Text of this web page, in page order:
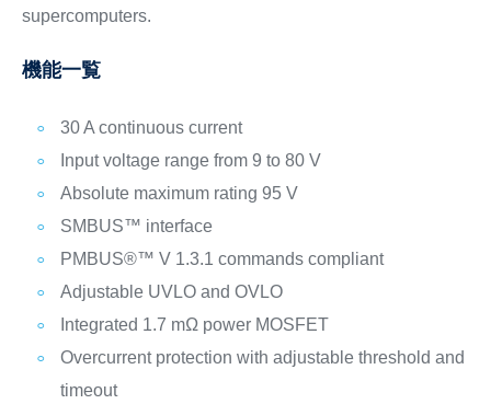
supercomputers.
機能一覧
30 A continuous current
Input voltage range from 9 to 80 V
Absolute maximum rating 95 V
SMBUS™ interface
PMBUS®™ V 1.3.1 commands compliant
Adjustable UVLO and OVLO
Integrated 1.7 mΩ power MOSFET
Overcurrent protection with adjustable threshold and
timeout